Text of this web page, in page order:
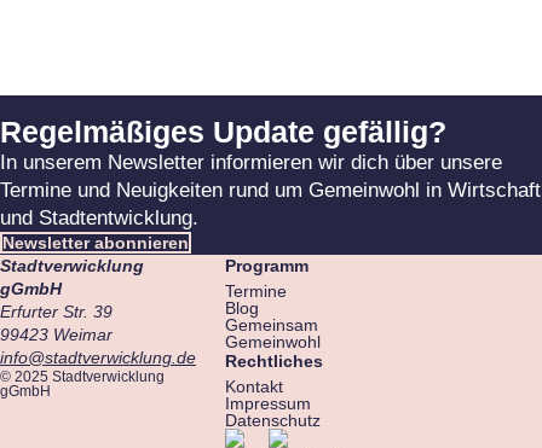
Regelmäßiges Update gefällig?
In unserem Newsletter informieren wir dich über unsere
Termine und Neuigkeiten rund um Gemeinwohl in Wirtschaft
und Stadtentwicklung.
Newsletter abonnieren
Stadtverwicklung
gGmbH
Erfurter Str. 39
99423 Weimar
info@stadtverwicklung.de
© 2025 Stadtverwicklung
gGmbH
Programm
Termine
Blog
Gemeinsam
Gemeinwohl
Rechtliches
Kontakt
Impressum
Datenschutz